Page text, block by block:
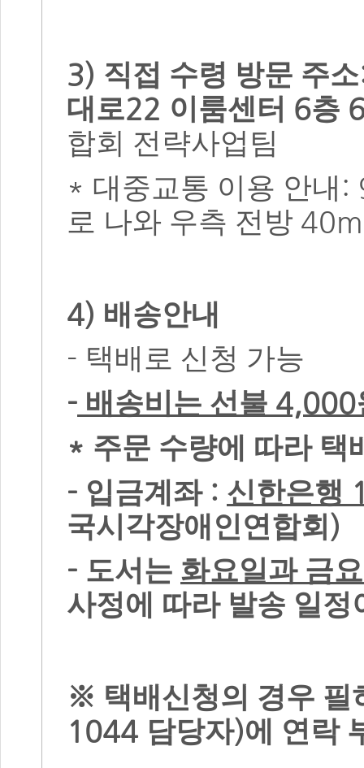
3) 직접 수령 방문 주소
대로22 이룸센터 6층
합회 전략사업팀
* 대중교통 이용 안내 :
로 나와 우측 전방
4) 배송안내
- 택배로 신청 가능
- 배송비는 선불 4,000
* 주문 수량에 따라 택
- 입금계좌 : 신한은행
국시각장애인연합회)
- 도서는 화요일과 금
사정에 따라 발송 일
※ 택배신청의 경우 필
1044 담당자)에 연락